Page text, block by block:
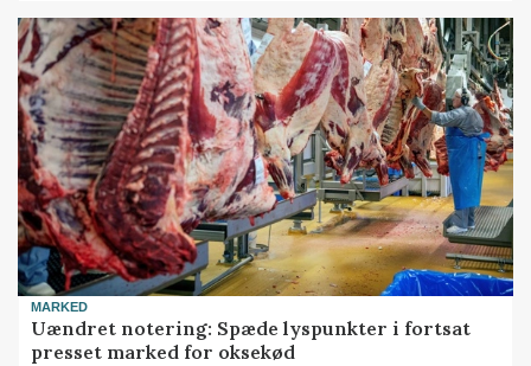
MARKED
Uændret notering: Spæde lyspunkter i fortsat
presset marked for oksekød